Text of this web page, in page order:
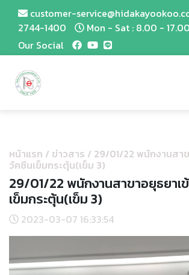
customer-
2744-1400
Mon - Sat : 8.00 - 17.00
Our Social
หน้าแรก / ข่าวสาร / 29/01/22 พนักงานสา
วัคซีนเข็มกระตุ้น(เข็ม 3)
29/01/22 พนักงานสาขาอยุธยาเ
เข็มกระตุ้น(เข็ม 3)
2023-03-07 16:33:54